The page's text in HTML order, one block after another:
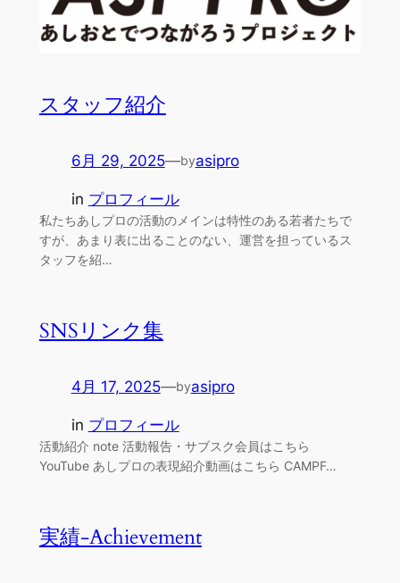
スタッフ紹介
6月 29, 2025—byasipro
in プロフィール
私たちあしプロの活動のメインは特性のある若者たちで
すが、あまり表に出ることのない、運営を担っているス
タッフを紹…
SNSリンク集
4月 17, 2025—byasipro
in プロフィール
活動紹介 note 活動報告・サブスク会員はこちら
YouTube あしプロの表現紹介動画はこちら CAMPF…
実績-Achievement